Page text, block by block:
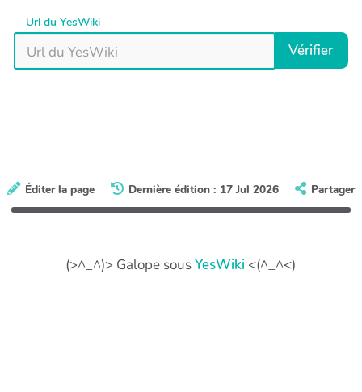
Url du YesWiki
Vérifier
Éditer la page Dernière édition : 17 Jul 2026 Partager
(>^_^)> Galope sousYesWiki <(^_^<)